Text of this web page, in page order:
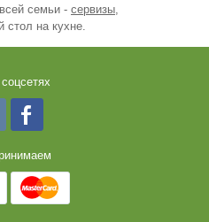
семьи - сервизы
стол на кухне.